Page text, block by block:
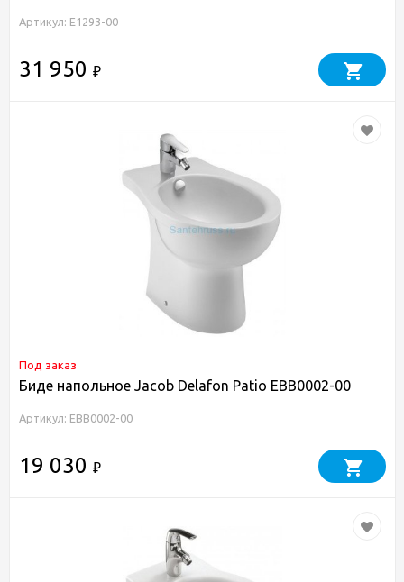
Артикул: E1293-00
31 950 ₽
Под заказ
Биде напольное Jacob Delafon Patio EBB0002-00
Артикул: EBB0002-00
19 030 ₽